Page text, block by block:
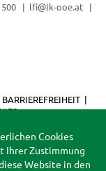
lfi@lk-ooe.at
BARRIEREFREIHEIT
Cookies
Ihrer Zustimmung
Website in den